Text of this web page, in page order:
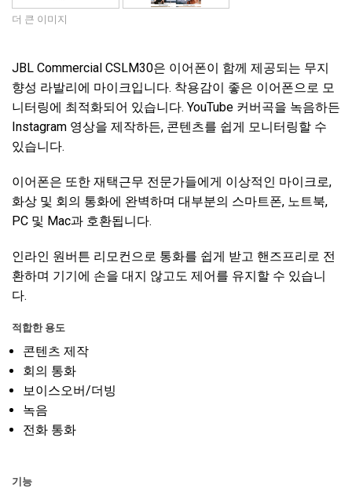
더 큰 이미지
JBL Commercial CSLM30은 이어폰이 함께 제공되는 무지
향성 라발리에 마이크입니다. 착용감이 좋은 이어폰으로 모
니터링에 최적화되어 있습니다. YouTube 커버곡을 녹음하든
Instagram 영상을 제작하든, 콘텐츠를 쉽게 모니터링할 수
있습니다.
이어폰은 또한 재택근무 전문가들에게 이상적인 마이크로,
화상 및 회의 통화에 완벽하며 대부분의 스마트폰, 노트북,
PC 및 Mac과 호환됩니다.
인라인 원버튼 리모컨으로 통화를 쉽게 받고 핸즈프리로 전
환하며 기기에 손을 대지 않고도 제어를 유지할 수 있습니
다.
적합한 용도
콘텐츠 제작
회의 통화
보이스오버/더빙
녹음
전화 통화
기능